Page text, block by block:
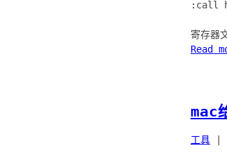
:call
Read
mac
工具